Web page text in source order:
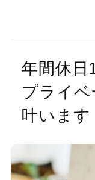
年間休日
プライ
叶います